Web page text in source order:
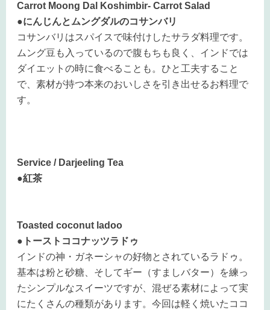
Carrot Moong Dal Koshimbir- Carrot Salad
●にんじんとムングダルのコサンバリ
コサンバリはスパイスで味付けしたサラダ料理です。
ムング豆も入っているので腹もちも良く、インドでは
ダイエットの時に食べることも。ひと工夫すること
で、素材が持つ本来のおいしさを引き出せるお料理で
す。
Service / Darjeeling Tea
●紅茶
Toasted coconut ladoo
●トーストココナッツラドゥ
インドの神・ガネーシャの好物とされているラドゥ。
基本は粉と砂糖、そしてギー（すましバター）を練っ
たシンプルなスイーツですが、混ぜる素材によって実
にたくさんの種類があります。今回は軽く焼いたココ